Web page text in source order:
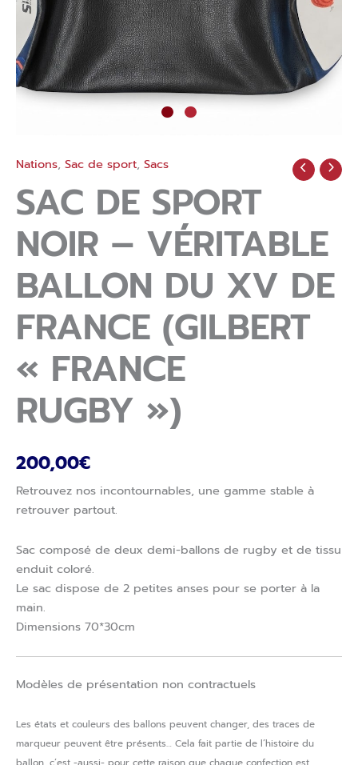
Nations, Sac de sport, Sacs
SAC DE SPORT
NOIR – VÉRITABLE
BALLON DU XV DE
FRANCE (GILBERT
« FRANCE
RUGBY »)
200,00€
Retrouvez nos incontournables, une gamme stable à
retrouver partout.
Sac composé de deux demi-ballons de rugby et de tissu
enduit coloré.
Le sac dispose de 2 petites anses pour se porter à la
main.
Dimensions 70*30cm
Modèles de présentation non contractuels
Les états et couleurs des ballons peuvent changer, des traces de
marqueur peuvent être présents… Cela fait partie de l’histoire du